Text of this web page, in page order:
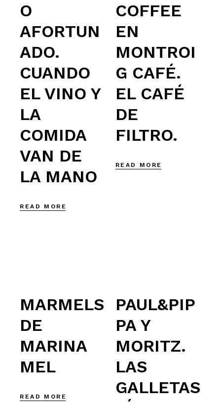
O
AFORTUN
ADO.
CUANDO
EL VINO Y
LA
COMIDA
VAN DE
LA MANO
READ MORE
COFFEE
EN
MONTROI
G CAFÉ.
EL CAFÉ
DE
FILTRO.
READ MORE
MARMELS
DE
MARINA
MEL
READ MORE
PAUL&PIP
PA Y
MORITZ.
LAS
GALLETAS